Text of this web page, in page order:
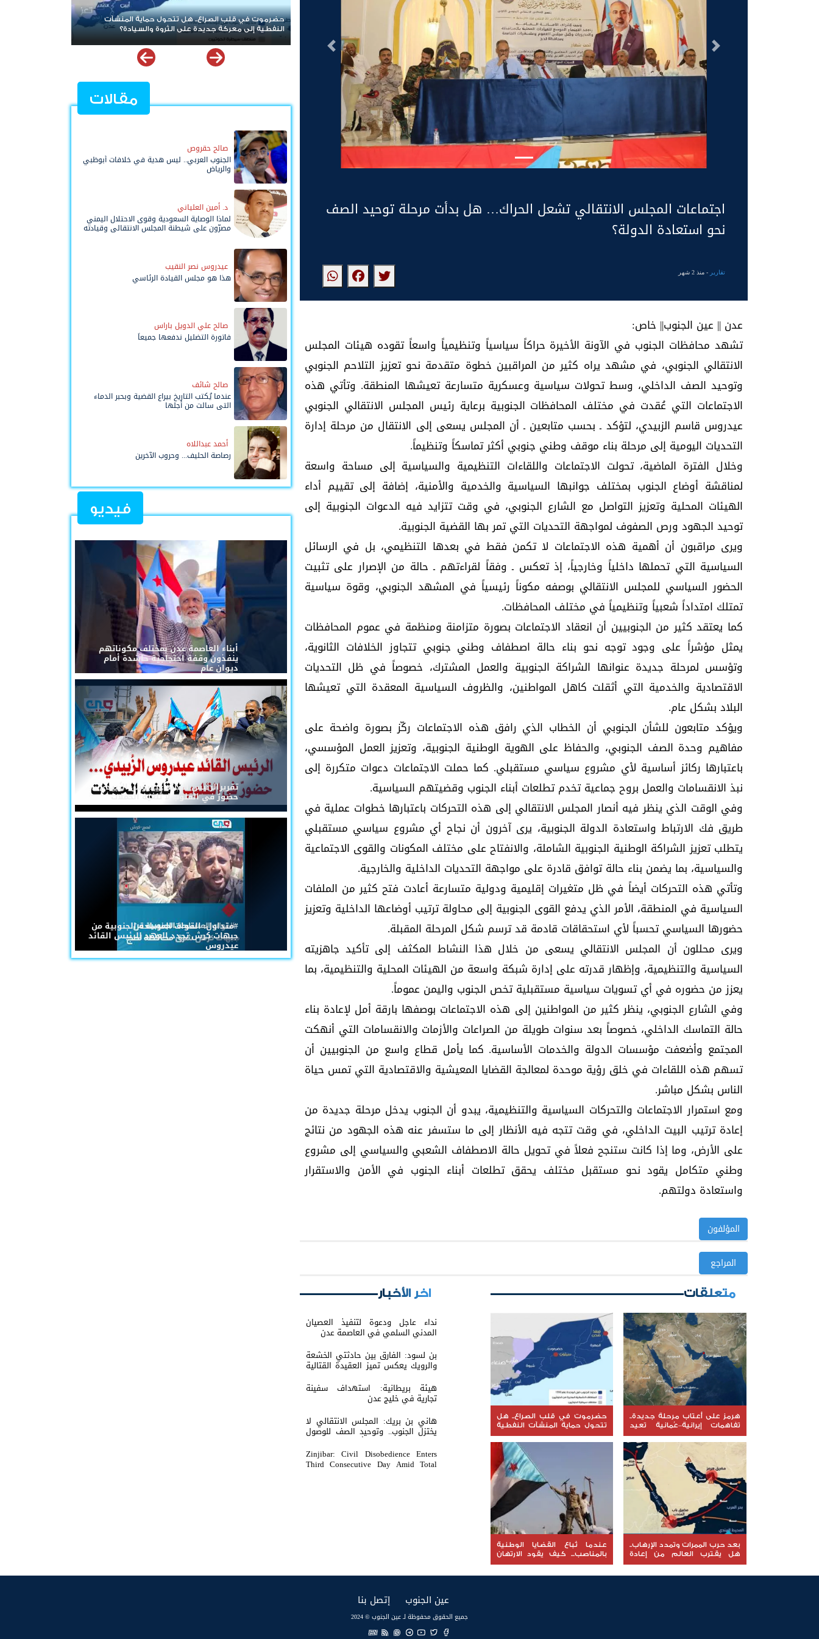
التالى السابق
اجتماعات المجلس الانتقالي تشعل الحراك… هل بدأت مرحلة توحيد الصف
نحو استعادة الدولة؟
تقارير - منذ 2 شهر
عدن || عين الجنوب|| خاص:
تشهد محافظات الجنوب في الآونة الأخيرة حراكاً سياسياً وتنظيمياً واسعاً تقوده هيئات المجلس
الانتقالي الجنوبي، في مشهد يراه كثير من المراقبين خطوة متقدمة نحو تعزيز التلاحم الجنوبي
وتوحيد الصف الداخلي، وسط تحولات سياسية وعسكرية متسارعة تعيشها المنطقة. وتأتي هذه
الاجتماعات التي عُقدت في مختلف المحافظات الجنوبية برعاية رئيس المجلس الانتقالي الجنوبي
عيدروس قاسم الزبيدي، لتؤكد ـ بحسب متابعين ـ أن المجلس يسعى إلى الانتقال من مرحلة إدارة
التحديات اليومية إلى مرحلة بناء موقف وطني جنوبي أكثر تماسكاً وتنظيماً.
وخلال الفترة الماضية، تحولت الاجتماعات واللقاءات التنظيمية والسياسية إلى مساحة واسعة
لمناقشة أوضاع الجنوب بمختلف جوانبها السياسية والخدمية والأمنية، إضافة إلى تقييم أداء
الهيئات المحلية وتعزيز التواصل مع الشارع الجنوبي، في وقت تتزايد فيه الدعوات الجنوبية إلى
توحيد الجهود ورص الصفوف لمواجهة التحديات التي تمر بها القضية الجنوبية.
ويرى مراقبون أن أهمية هذه الاجتماعات لا تكمن فقط في بعدها التنظيمي، بل في الرسائل
السياسية التي تحملها داخلياً وخارجياً، إذ تعكس ـ وفقاً لقراءتهم ـ حالة من الإصرار على تثبيت
الحضور السياسي للمجلس الانتقالي بوصفه مكوناً رئيسياً في المشهد الجنوبي، وقوة سياسية
تمتلك امتداداً شعبياً وتنظيمياً في مختلف المحافظات.
كما يعتقد كثير من الجنوبيين أن انعقاد الاجتماعات بصورة متزامنة ومنظمة في عموم المحافظات
يمثل مؤشراً على وجود توجه نحو بناء حالة اصطفاف وطني جنوبي تتجاوز الخلافات الثانوية،
وتؤسس لمرحلة جديدة عنوانها الشراكة الجنوبية والعمل المشترك، خصوصاً في ظل التحديات
الاقتصادية والخدمية التي أثقلت كاهل المواطنين، والظروف السياسية المعقدة التي تعيشها
البلاد بشكل عام.
ويؤكد متابعون للشأن الجنوبي أن الخطاب الذي رافق هذه الاجتماعات ركّز بصورة واضحة على
مفاهيم وحدة الصف الجنوبي، والحفاظ على الهوية الوطنية الجنوبية، وتعزيز العمل المؤسسي،
باعتبارها ركائز أساسية لأي مشروع سياسي مستقبلي. كما حملت الاجتماعات دعوات متكررة إلى
نبذ الانقسامات والعمل بروح جماعية تخدم تطلعات أبناء الجنوب وقضيتهم السياسية.
وفي الوقت الذي ينظر فيه أنصار المجلس الانتقالي إلى هذه التحركات باعتبارها خطوات عملية في
طريق فك الارتباط واستعادة الدولة الجنوبية، يرى آخرون أن نجاح أي مشروع سياسي مستقبلي
يتطلب تعزيز الشراكة الوطنية الجنوبية الشاملة، والانفتاح على مختلف المكونات والقوى الاجتماعية
والسياسية، بما يضمن بناء حالة توافق قادرة على مواجهة التحديات الداخلية والخارجية.
وتأتي هذه التحركات أيضاً في ظل متغيرات إقليمية ودولية متسارعة أعادت فتح كثير من الملفات
السياسية في المنطقة، الأمر الذي يدفع القوى الجنوبية إلى محاولة ترتيب أوضاعها الداخلية وتعزيز
حضورها السياسي تحسباً لأي استحقاقات قادمة قد ترسم شكل المرحلة المقبلة.
ويرى محللون أن المجلس الانتقالي يسعى من خلال هذا النشاط المكثف إلى تأكيد جاهزيته
السياسية والتنظيمية، وإظهار قدرته على إدارة شبكة واسعة من الهيئات المحلية والتنظيمية، بما
يعزز من حضوره في أي تسويات سياسية مستقبلية تخص الجنوب واليمن عموماً.
وفي الشارع الجنوبي، ينظر كثير من المواطنين إلى هذه الاجتماعات بوصفها بارقة أمل لإعادة بناء
حالة التماسك الداخلي، خصوصاً بعد سنوات طويلة من الصراعات والأزمات والانقسامات التي أنهكت
المجتمع وأضعفت مؤسسات الدولة والخدمات الأساسية. كما يأمل قطاع واسع من الجنوبيين أن
تسهم هذه اللقاءات في خلق رؤية موحدة لمعالجة القضايا المعيشية والاقتصادية التي تمس حياة
الناس بشكل مباشر.
ومع استمرار الاجتماعات والتحركات السياسية والتنظيمية، يبدو أن الجنوب يدخل مرحلة جديدة من
إعادة ترتيب البيت الداخلي، في وقت تتجه فيه الأنظار إلى ما ستسفر عنه هذه الجهود من نتائج
على الأرض، وما إذا كانت ستنجح فعلاً في تحويل حالة الاصطفاف الشعبي والسياسي إلى مشروع
وطني متكامل يقود نحو مستقبل مختلف يحقق تطلعات أبناء الجنوب في الأمن والاستقرار
واستعادة دولتهم.
المؤلفون
المراجع
متعلقات
هرمز على أعتاب مرحلة جديدة..
تفاهمات إيرانية–عُمانية تعيد
رسم خريطة الملاحة في المضيق
حضرموت في قلب الصراع.. هل
تتحول حماية المنشآت النفطية
إلى معركة جديدة على الثروة
والسيادة؟
بعد حرب الممرات وتمدد الإرهاب..
هل يقترب العالم من إعادة
قراءة قضية شعب الجنوب؟
عندما تُباع القضايا الوطنية
بالمناصب... كيف يقود الارتهان
للخارج إلى السقوط
اخر الأخبار
نداء عاجل ودعوة لتنفيذ العصيان
المدني السلمي في العاصمة عدن
بن لسود: الفارق بين حادثتي الخشعة
والرويك يعكس تميز العقيدة القتالية
هيئة بريطانية: استهداف سفينة
تجارية في خليج عدن
هاني بن بريك: المجلس الانتقالي لا
يختزل الجنوب.. وتوحيد الصف للوصول
لاستعادة الدولة أولوية تفرضها
الحكمة
Zinjibar: Civil Disobedience Enters
Third Consecutive Day Amid Total
حضرموت في قلب الصراع.. هل تتحول حماية المنشآت
النفطية إلى معركة جديدة على الثروة والسيادة؟
بعد حرب الممرات وتمدد الإرهاب.. هل يقترب العالم من إعادة
قراءة قضية شعب الجنوب؟
مقالات
صالح حقروص
الجنوب العربي.. ليس هدية في خلافات أبوظبي
والرياض
د. أمين العلياني
لماذا الوصاية السعودية وقوى الاحتلال اليمني
مصرّون على شيطنة المجلس الانتقالي وقيادته
عيدروس نصر النقيب
هذا هو مجلس القيادة الرئاسي
صالح علي الدويل باراس
فاتورة التضليل ندفعها جميعاً
صالح شائف
عندما يُكتب التاريخ بيراع القضية وبحبر الدماء
التي سالت من أجلها
أحمد عبداللاه
رصاصة الحليف... وحروب الآخرين
فيديو
أبناء العاصمة عدن بمختلف مكوناتهم
ينفذون وقفة احتجاجية حاشدة أمام
ديوان عام
تقريرالرئيس القائد عيدروس الزُبيدي...
حضورٌ في القلوب لا تُلغيه الحملات
#متداول: القوات المسلحة الجنوبية من
جبهات كرش تجدد العهد للرئيس القائد
عيدروس
عين الجنوب إتصل بنا
جميع الحقوق محفوظة لـ عين الجنوب © 2024
EN